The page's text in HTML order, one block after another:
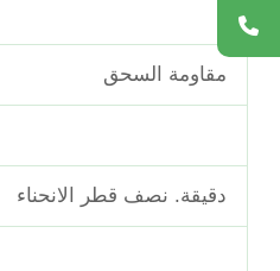
مقاومة السحق
دقيقة. نصف قطر الانحناء